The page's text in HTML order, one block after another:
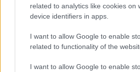
related to analytics like cookies on
device identifiers in apps.
I want to allow Google to enable
related to functionality of the
I want to allow Google to enable